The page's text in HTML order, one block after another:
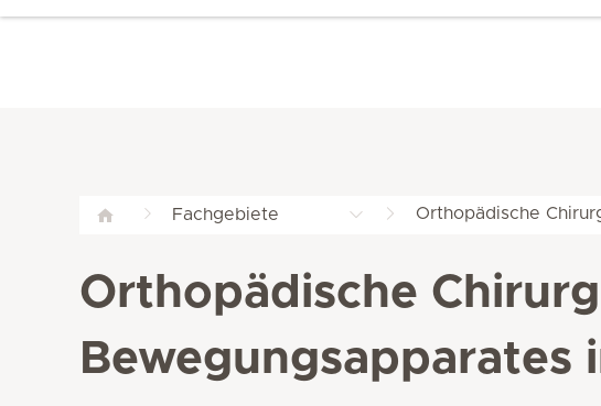
Fachgebiete Orthopädische
Orthopädische
Bewegungsapparates